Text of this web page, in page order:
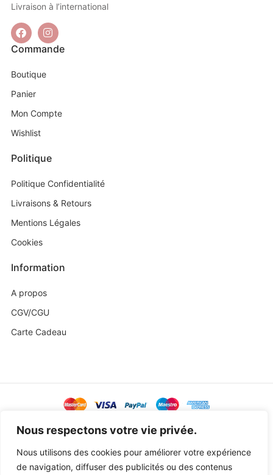
Nous respectons votre vie privée.
Nous utilisons des cookies pour améliorer votre expérience
de navigation, diffuser des publicités ou des contenus
Livraison à l’international
Commande
Boutique
Panier
Mon Compte
Wishlist
Politique
Politique Confidentialité
Livraisons & Retours
Mentions Légales
Cookies
Information
A propos
CGV/CGU
Carte Cadeau
@ Copyright 2023 Baby Sweetness byAgence Exoa